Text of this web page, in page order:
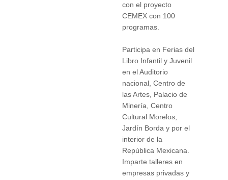
con el proyecto
CEMEX con 100
programas.
Participa en Ferias del
Libro Infantil y Juvenil
en el Auditorio
nacional, Centro de
las Artes, Palacio de
Minería, Centro
Cultural Morelos,
Jardín Borda y por el
interior de la
República Mexicana.
Imparte talleres en
empresas privadas y